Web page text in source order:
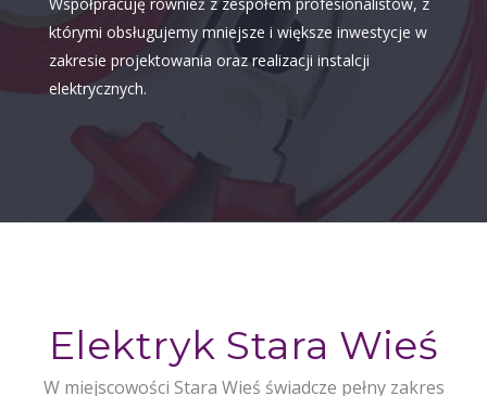
którymi obsługujemy mniejsze i większe inwestycje w
zakresie projektowania oraz realizacji instalcji
elektrycznych.
Elektryk Stara Wieś
W miejscowości Stara Wieś świadcze pełny zakres